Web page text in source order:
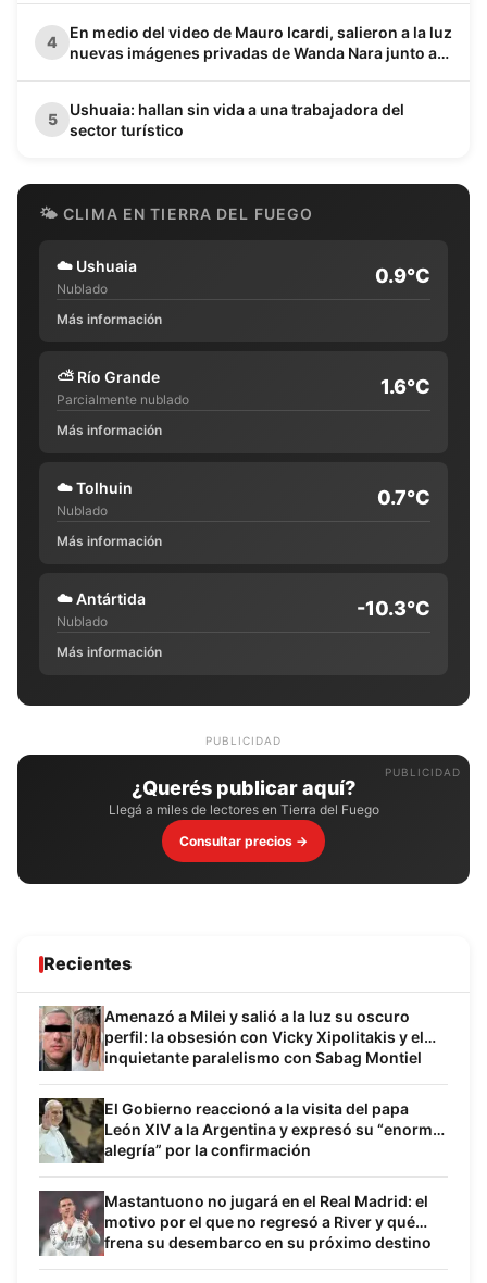
4
En medio del video de Mauro Icardi, salieron a la luz
nuevas imágenes privadas de Wanda Nara junto a
5
Ushuaia: hallan sin vida a una trabajadora del
sector turístico
🌤 CLIMA EN TIERRA DEL FUEGO
☁️ Ushuaia
Nublado
0.9°C
Más información
⛅ Río Grande
Parcialmente nublado
1.6°C
Más información
☁️Tolhuin
Nublado
0.7°C
Más información
☁️Antártida
Nublado
-10.3°C
Más información
PUBLICIDAD
¿Querés publicar aquí?
Llegá a miles de lectores en Tierra del Fuego
Consultar precios →
Recientes
Amenazó a Milei y salió a la luz su oscuro
perfil: la obsesión con Vicky Xipolitakis y el
inquietante paralelismo con Sabag Montiel
El Gobierno reaccionó a la visita del papa
León XIV a la Argentina y expresó su “enorme
alegría” por la confirmación
Mastantuono no jugará en el Real Madrid: el
motivo por el que no regresó a River y qué
frena su desembarco en su próximo destino